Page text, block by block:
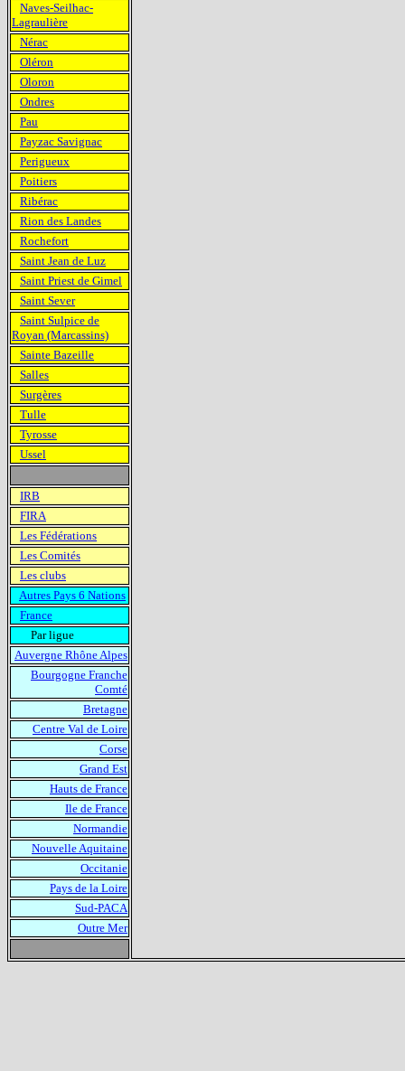
Naves-Seilhac-
Lagraulière
Nérac
Oléron
Oloron
Ondres
Pau
Payzac Savignac
Perigueux
Poitiers
Ribérac
Rion des Landes
Rochefort
Saint Jean de Luz
Saint Priest de Gimel
Saint Sever
Saint Sulpice de
Royan (Marcassins)
Sainte Bazeille
Salles
Surgères
Tulle
Tyrosse
Ussel
IRB
FIRA
Les Fédérations
Les Comités
Les clubs
Autres Pays 6 Nations
France
Par ligue
Auvergne Rhône Alpes
Bourgogne Franche
Comté
Bretagne
Centre Val de Loire
Corse
Grand Est
Hauts de France
Ile de France
Normandie
Nouvelle Aquitaine
Occitanie
Pays de la Loire
Sud-PACA
Outre Mer